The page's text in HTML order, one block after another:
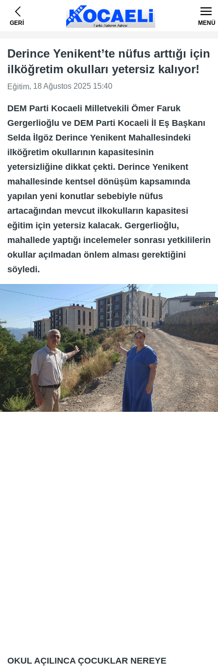
GERİ MENÜ
Derince Yenikent’te nüfus arttığı için
ilköğretim okulları yetersiz kalıyor!
Eğitim, 18 Ağustos 2025 15:40
DEM Parti Kocaeli Milletvekili Ömer Faruk
Gergerlioğlu ve DEM Parti Kocaeli İl Eş Başkanı
Selda İlgöz Derince Yenikent Mahallesindeki
ilköğretim okullarının kapasitesinin
yetersizliğine dikkat çekti. Derince Yenikent
mahallesinde kentsel dönüşüm kapsamında
yapılan yeni konutlar sebebiyle nüfus
artacağından mevcut ilkokulların kapasitesi
eğitim için yetersiz kalacak. Gergerlioğlu,
mahallede yaptığı incelemeler sonrası yetkililerin
okullar açılmadan önlem alması gerektiğini
söyledi.
OKUL AÇILINCA ÇOCUKLAR NEREYE